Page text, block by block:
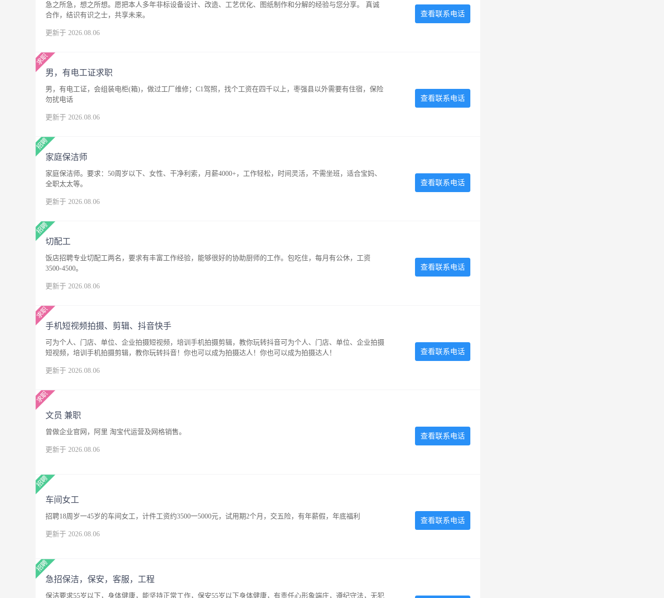
急之所急，想之所想。愿把本人多年非标设备设计、改造、工艺优化、图纸制作和分解的经验与您分享。 真诚
合作，结识有识之士，共享未来。
更新于 2026.08.06
查看联系电话
男，有电工证求职
男，有电工证，会组装电柜(箱)，做过工厂维修；C1驾照，找个工资在四千以上，枣强县以外需要有住宿，保险
勿扰电话
更新于 2026.08.06
查看联系电话
家庭保洁师
家庭保洁师。要求：50周岁以下、女性、干净利索，月薪4000+，工作轻松，时间灵活，不需坐班，适合宝妈、
全职太太等。
更新于 2026.08.06
查看联系电话
切配工
饭店招聘专业切配工两名，要求有丰富工作经验，能够很好的协助厨师的工作。包吃住，每月有公休，工资
3500-4500。
更新于 2026.08.06
查看联系电话
手机短视频拍摄、剪辑、抖音快手
可为个人、门店、单位、企业拍摄短视频，培训手机拍摄剪辑，教你玩转抖音可为个人、门店、单位、企业拍摄
短视频，培训手机拍摄剪辑，教你玩转抖音！你也可以成为拍摄达人！你也可以成为拍摄达人！
更新于 2026.08.06
查看联系电话
文员 兼职
曾做企业官网，阿里 淘宝代运营及网格销售。
更新于 2026.08.06
查看联系电话
车间女工
招聘18周岁一45岁的车间女工，计件工资约3500一5000元，试用期2个月，交五险，有年薪假，年底福利
更新于 2026.08.06
查看联系电话
急招保洁，保安，客服，工程
保洁要求55岁以下，身体健康，能坚持正常工作，保安55岁以下身体健康，有责任心形象端庄，遵纪守法，无犯